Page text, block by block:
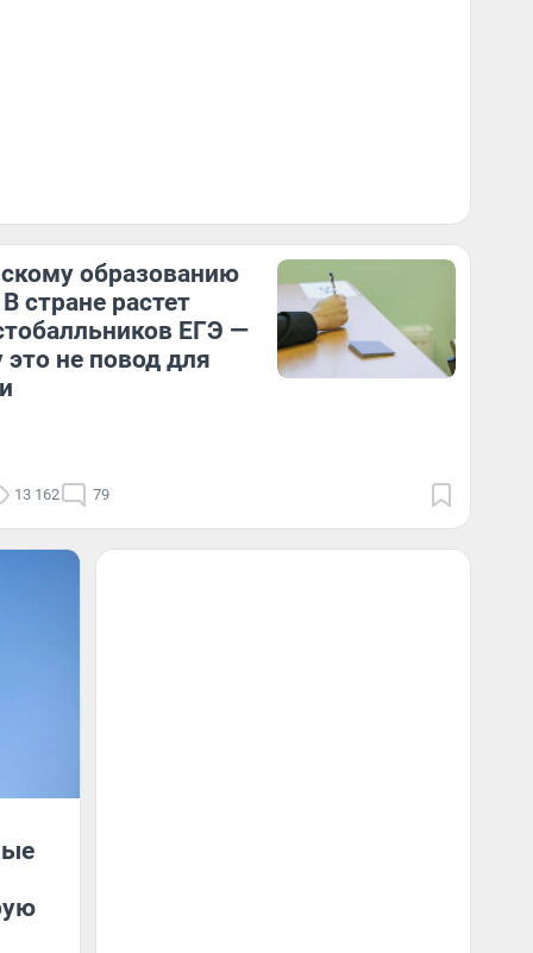
образованию
стране растет
ЕГЭ —
это не повод для
13 162 79